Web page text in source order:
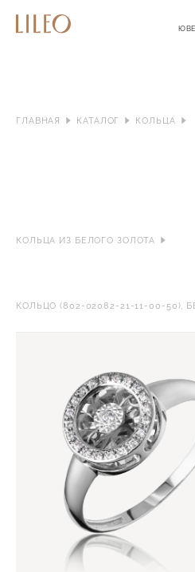
ГЛАВНАЯ КАТАЛОГ КОЛЬЦА
КОЛЬЦА ИЗ БЕЛОГО ЗОЛОТА
КОЛЬЦО (802-02082-21-11-00-50),